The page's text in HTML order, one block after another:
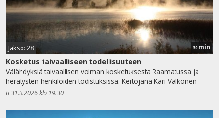
Jakso: 28 30 min
Kosketus taivaalliseen todellisuuteen
Välähdyksiä taivaallisen voiman kosketuksesta Raamatussa ja
herätysten henkilöiden todistuksissa. Kertojana Kari Valkonen.
ti 31.3.2026 klo 19.30